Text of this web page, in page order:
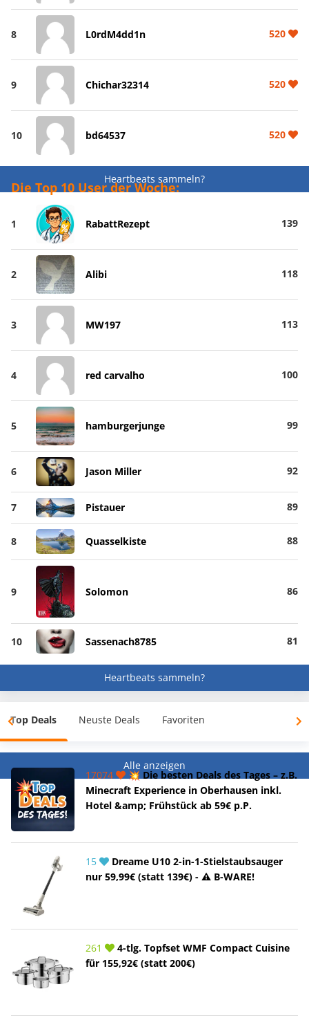
8 L0rdM4dd1n 520
9 Chichar32314 520
10 bd64537 520
Heartbeats sammeln?
Die Top 10 User der Woche:
1 RabattRezept 139
2 Alibi 118
3 MW197 113
4 red carvalho 100
5 hamburgerjunge 99
6 Jason Miller 92
7 Pistauer 89
8 Quasselkiste 88
9 Solomon 86
10 Sassenach8785 81
Heartbeats sammeln?
Top Deals Neuste Deals Favoriten
Alle anzeigen
17074
💥 Die besten Deals des Tages – z.B.
Minecraft Experience in Oberhausen inkl.
Hotel &amp; Frühstück ab 59€ p.P.
15
Dreame U10 2-in-1-Stielstaubsauger
nur 59,99€ (statt 139€) - ⚠️ B-WARE!
261
4-tlg. Topfset WMF Compact Cuisine
für 155,92€ (statt 200€)